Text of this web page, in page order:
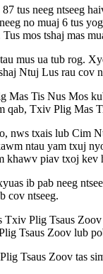
tus neeg ntseeg
no muaj 6 tus
mos tshaj mas
mus ua tub rog.
Ntuj Lus rau cov
Mas Tis Nus Mos
qab, Txiv Plig Mas
nws txais lub Cim
ntau yam txuj
piav txoj kev
ib pab neeg
cov ntseeg.
Plig Tsaus
Tsaus Zoov lub
Tsaus Zoov tas